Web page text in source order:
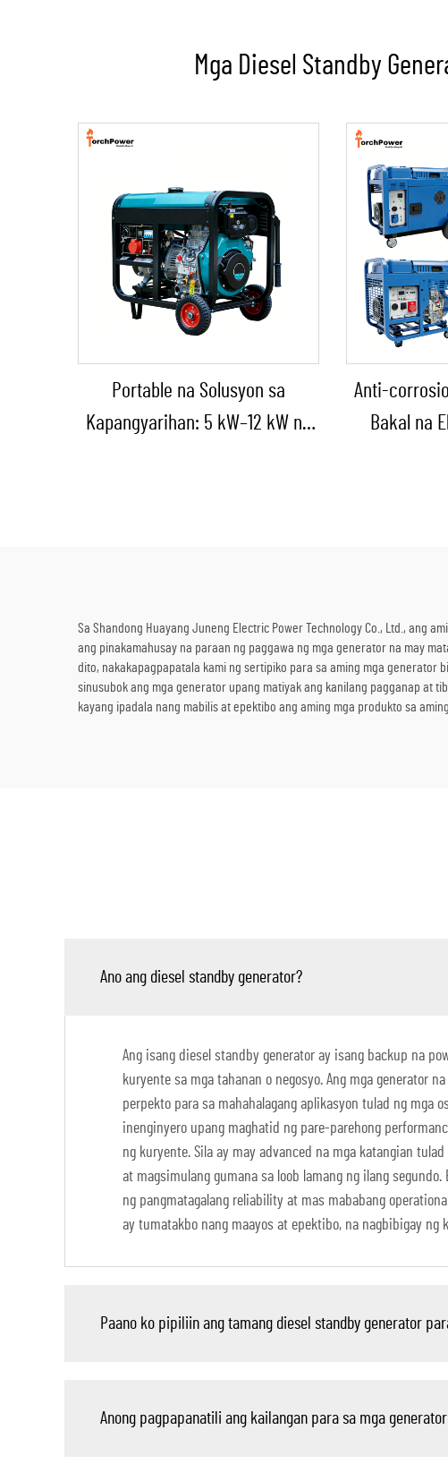
Mga Diesel Standby
Portable na Solusyon sa
Kapangyarihan: 5 kW–12 kW na
Anti-
Bakal na
Sa Shandong Huayang Juneng Electric Power Technology Co., Ltd., ang
ang pinakamahusay na paraan ng paggawa ng mga generator na may
dito, nakakapagpapatala kami ng sertipiko para sa aming mga generator
sinusubok ang mga generator upang matiyak ang kanilang pagganap at
kayang ipadala nang mabilis at epektibo ang aming mga produkto sa
Ano ang diesel standby generator?
Ang isang diesel standby generator ay isang backup na
kuryente sa mga tahanan o negosyo. Ang mga generator
perpekto para sa mahahalagang aplikasyon tulad ng mga
inenginyero upang maghatid ng pare-parehong
ng kuryente. Sila ay may advanced na mga katangian
at magsimulang gumana sa loob lamang ng ilang
ng pangmatagalang reliability at mas mababang
ay tumatakbo nang maayos at epektibo, na nagbibigay ng
Paano ko pipiliin ang tamang diesel standby generator
Anong pagpapanatili ang kailangan para sa mga